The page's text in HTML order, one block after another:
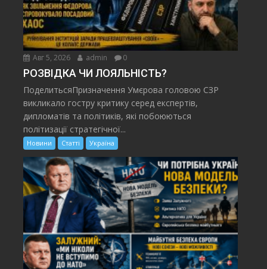
Авг 5, 2026 admin 0
РОЗВІДКА ЧИ ЛОЯЛЬНІСТЬ?
ПоделитьсяПризначення Умєрова головою СЗР
викликало гостру критику серед експертів,
дипломатів та політиків, які побоюються
політизації стратегічної...
Новини Статті Україна